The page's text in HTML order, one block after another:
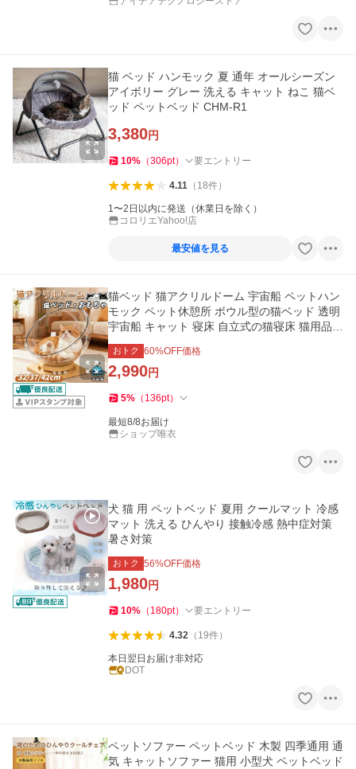
猫 ベッド ハンモック 夏 通年 オールシーズン
アイボリー グレー 洗える キャット ねこ 猫ベ
ッド ペットベッド CHM-R1
3,380円
10% （306pt） 要エントリー
4.11（ 18件）
1〜2日以内に発送（休業日を除く）
コロリエYahoo!店
最安値を見る
猫ベッド 猫アクリルドーム 宇宙船 ペットハン
モック ペット休憩所 ボウル型の猫ベッド 透明
宇宙船 キャット 寝床 自立式の猫寝床 猫用品
アクリル球 木製 夏
おトク 60%OFF価格
2,990円
5% （ 136pt）
最短8/8お届け
ショップ唯衣
犬 猫 用 ペットベッド 夏用 クールマット 冷感
マット 洗える ひんやり 接触冷感 熱中症対策
暑さ対策
おトク 56%OFF価格
1,980円
10% （ 180pt） 要エントリー
4.32（ 19件）
本日翌日お届け非対応
DOT
ペットソファー ペットベッド 木製 四季通用 通
気 キャットソファー 猫用 小型犬 ペットベッド